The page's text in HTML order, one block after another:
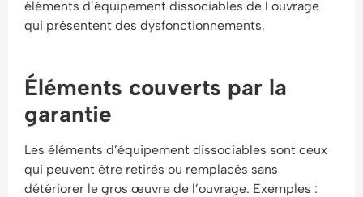
éléments d’équipement dissociables de l ouvrage
qui présentent des dysfonctionnements.
Éléments couverts par la
garantie
Les éléments d’équipement dissociables sont ceux
qui peuvent être retirés ou remplacés sans
détériorer le gros œuvre de l’ouvrage. Exemples :